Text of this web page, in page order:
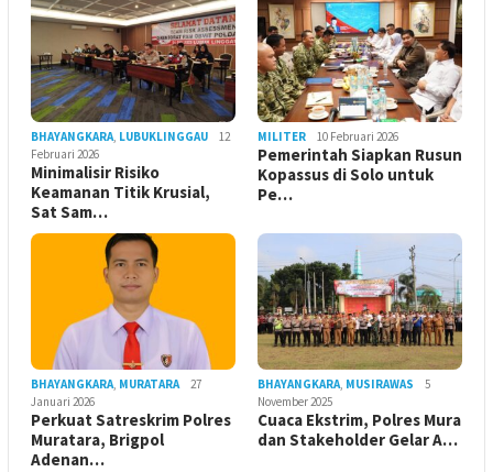
BHAYANGKARA, LUBUKLINGGAU
12
Februari 2026
Minimalisir Risiko
Keamanan Titik Krusial,
Sat Sam…
MILITER 10 Februari 2026
Pemerintah Siapkan Rusun
Kopassus di Solo untuk
Pe…
BHAYANGKARA, MURATARA
27
Januari 2026
Perkuat Satreskrim Polres
Muratara, Brigpol
Adenan…
BHAYANGKARA, MUSIRAWAS
5
November 2025
Cuaca Ekstrim, Polres Mura
dan Stakeholder Gelar A…